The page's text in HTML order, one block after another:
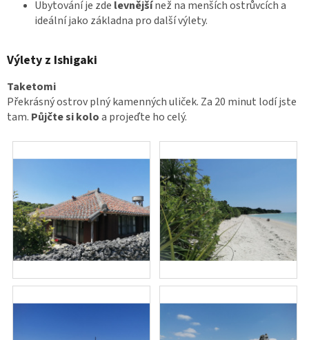
Ubytování je zde levnějšínež na menších ostrůvcích a
ideální jako základna pro další výlety.
Výlety z Ishigaki
Taketomi
Překrásný ostrov plný kamenných uliček. Za 20 minut lodí jste
tam. Půjčte si koloa projeďte ho celý.